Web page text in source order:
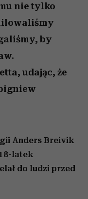
nie tylko
by
udając, że
Anders Breivik
latek
do ludzi przed